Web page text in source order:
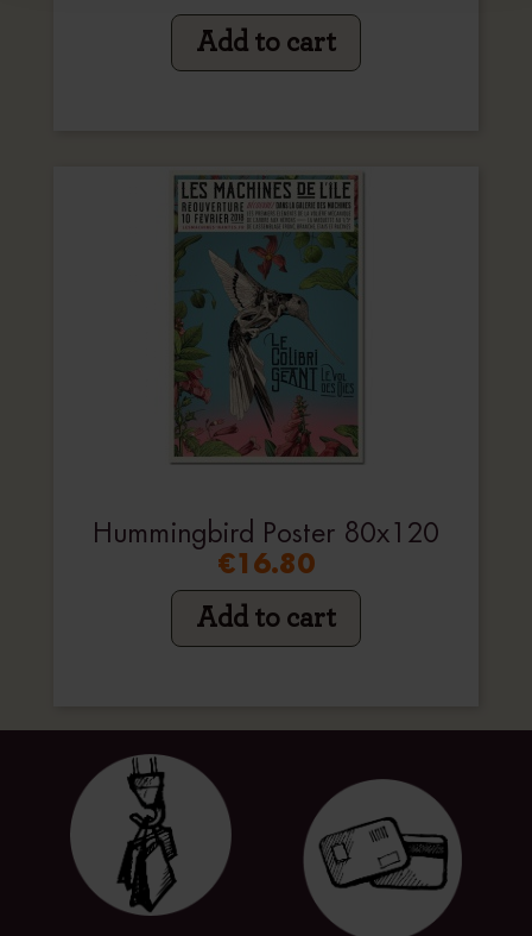
Add to cart
Hummingbird Poster 80x120
€16.80
Add to cart